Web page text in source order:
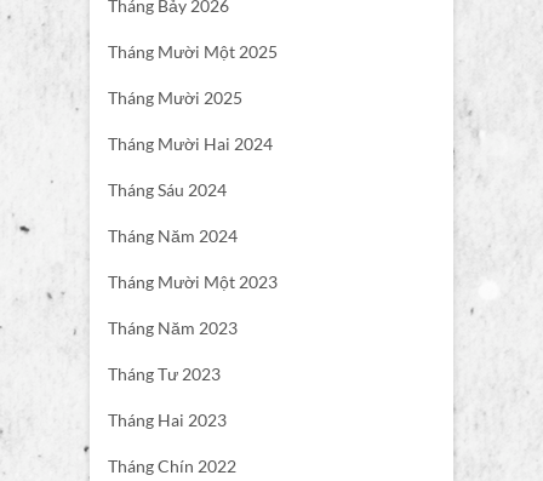
Tháng Bảy 2026
Tháng Mười Một 2025
Tháng Mười 2025
Tháng Mười Hai 2024
Tháng Sáu 2024
Tháng Năm 2024
Tháng Mười Một 2023
Tháng Năm 2023
Tháng Tư 2023
Tháng Hai 2023
Tháng Chín 2022